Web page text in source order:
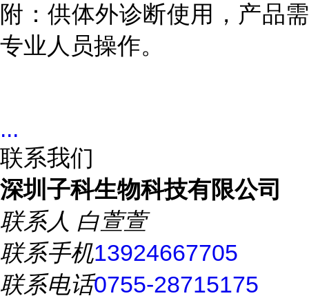
附：供体外诊断使用，产品需
专业人员操作。
...
联系我们
深圳子科生物科技有限公司
联系人 白萱萱
联系手机13924667705
联系电话0755-28715175